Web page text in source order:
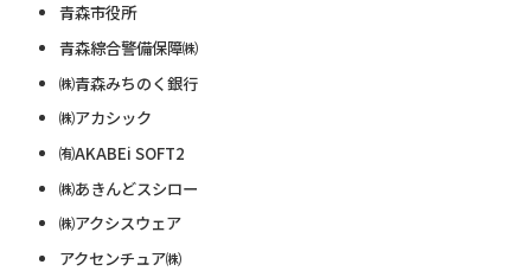
青森市役所
青森綜合警備保障㈱
㈱青森みちのく銀行
㈱アカシック
㈲AKABEi SOFT2
㈱あきんどスシロー
㈱アクシスウェア
アクセンチュア㈱